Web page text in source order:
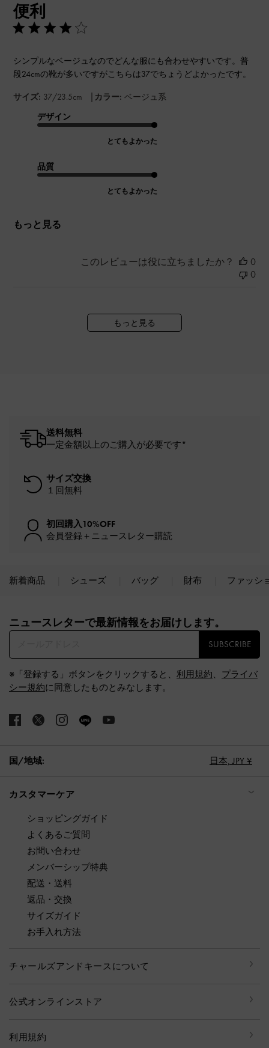
便利
シンプルなベージュなのでどんな服にも合わせやすいです。普
段24cmの靴が多いですがこちらは37でちょうどよかったです。
サイズ: 37/23.5cm | カラー: ベージュ系
デザイン
とてもよかった
品質
とてもよかった
もっと見る
このレビューは役に立ちましたか？
0
0
もっと見る
送料無料
一定金額以上のご購入が必要です*
サイズ交換
１回無料
初回購入10%OFF
会員登録＋ニュースレター購読
新着商品 シューズ バッグ 財布 ファッシ
ニュースレターで最新情報をお届けします。​
SUBSCRIBE
※「登録する」ボタンをクリックすると、 利用規約、 プライバ
シー規約に同意したものとみなします。
国/地域: 日本, JPY ¥
カスタマーケア
ショッピングガイド
よくあるご質問
お問い合わせ
メンバーシップ特典
配送・送料
返品・交換
サイズガイド
お手入れ方法
チャールズアンドキースについて
公式オンラインストア
利用規約